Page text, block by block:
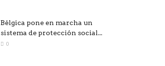
Bélgica pone en marcha un
sistema de protección social...
0